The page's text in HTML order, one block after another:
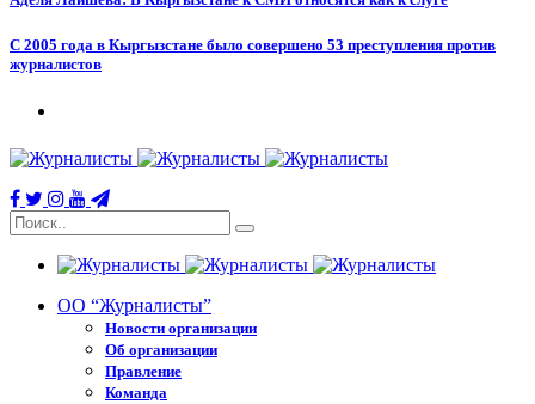
С 2005 года в Кыргызстане было совершено 53 преступления против
журналистов
ОО “Журналисты”
Новости организации
Об организации
Правление
Команда